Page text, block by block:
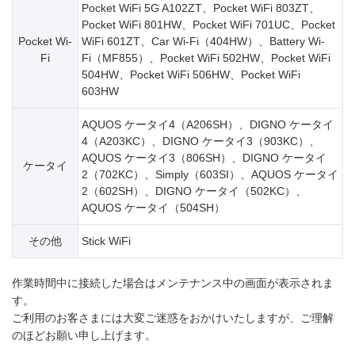
Pocket Wi-
Fi
Pocket WiFi 5G A102ZT、Pocket WiFi 803ZT、
Pocket WiFi 801HW、Pocket WiFi 701UC、Pocket
WiFi 601ZT、Car Wi-Fi（404HW）、Battery Wi-
Fi（MF855）、Pocket WiFi 502HW、Pocket WiFi
504HW、Pocket WiFi 506HW、Pocket WiFi
603HW
ケータイ
AQUOS ケータイ4（A206SH）、DIGNO ケータイ
4（A203KC）、DIGNO ケータイ3（903KC）、
AQUOS ケータイ3（806SH）、DIGNO ケータイ
2（702KC）、Simply（603SI）、AQUOS ケータイ
2（602SH）、DIGNO ケータイ（502KC）、
AQUOS ケータイ（504SH）
その他 Stick WiFi
作業時間中に接続した場合はメンテナンス中の画面が表示されま
す。
ご利用のお客さまには大変ご迷惑をおかけいたしますが、ご理解
のほどお願い申し上げます。